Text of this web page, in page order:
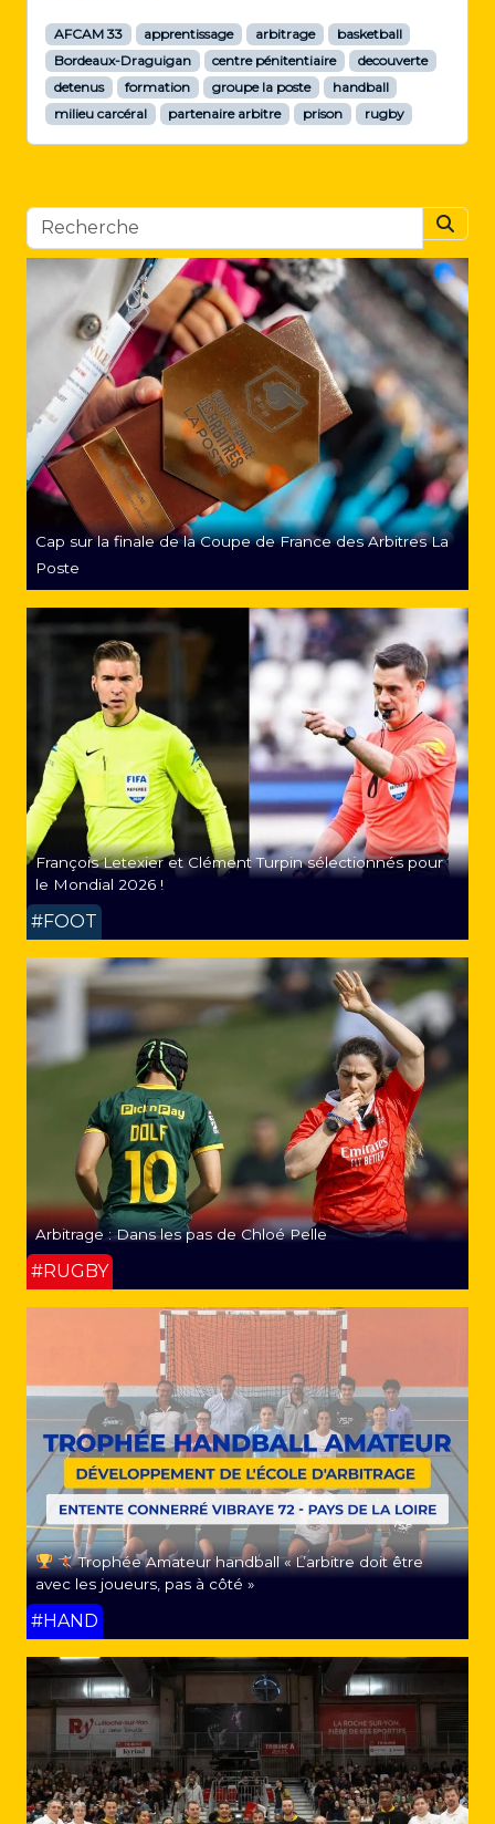
AFCAM 33 apprentissage arbitrage
basketball
Bordeaux-Draguigan
centre pénitentiaire
decouverte
detenus
formation groupe la poste
handball
milieu carcéral
partenaire arbitre prison rugby
Cap sur la finale de la Coupe de France des Arbitres La
Poste
François Letexier et Clément Turpin sélectionnés pour
le Mondial 2026 !
#FOOT
Arbitrage : Dans les pas de Chloé Pelle
#RUGBY
Trophée Amateur handball « L’arbitre doit être
avec les joueurs, pas à côté »
#HAND